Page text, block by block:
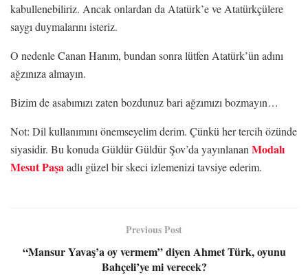
kabullenebiliriz. Ancak onlardan da Atatürk’e ve Atatürkçülere
saygı duymalarını isteriz.
O nedenle Canan Hanım, bundan sonra lütfen Atatürk’ün adını
ağzınıza almayın.
Bizim de asabımızı zaten bozdunuz bari ağzımızı bozmayın…
Not: Dil kullanımını önemseyelim derim. Çünkü her tercih özünde
siyasidir. Bu konuda Güldür Güldür Şov’da yayınlanan Modalı
Mesut Paşaadlı güzel bir skeci izlemenizi tavsiye ederim.
Previous Post
“Mansur Yavaş’a oy vermem” diyen Ahmet Türk, oyunu
Bahçeli’ye mi verecek?